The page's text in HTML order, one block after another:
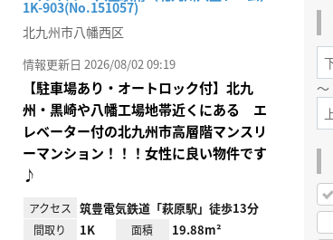
1K-903(No.151057)
北九州市八幡西区
情報更新日 2026/08/02 09:19
【駐車場あり・オートロック付】北九
州・黒崎や八幡工場地帯近くにある エ
レベーター付の北九州市高層階マンスリ
ーマンション！！！女性に良い物件です
♪
アクセス 筑豊電気鉄道「萩原駅」徒歩13分
間取り 1K 面積 19.88m²
～